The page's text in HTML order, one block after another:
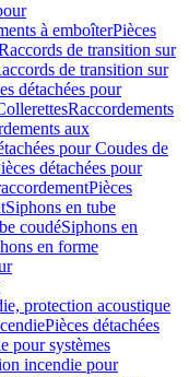
à emboîterPièces
de transition sur
de transition sur
détachées pour
Raccordements
aux
pour Coudes de
détachées pour
Pièces
Siphons en tube
coudéSiphons en
en forme
protection acoustique
Pièces détachées
pour systèmes
incendie pour